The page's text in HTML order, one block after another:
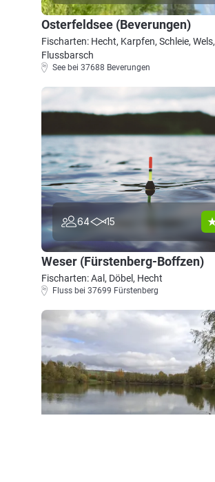
Osterfeldsee (Beverungen)
Fischarten: Hecht, Karpfen, Schleie, Wels,
Flussbarsch
See bei 37688 Beverungen
64 15
Weser (Fürstenberg-Boffzen)
Fischarten: Aal, Döbel, Hecht
Fluss bei 37699 Fürstenberg